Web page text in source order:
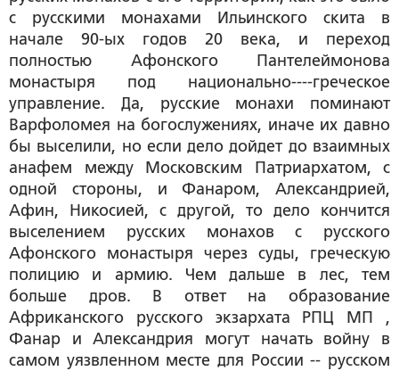
с русскими монахами Ильинского скита в
начале 90-ых годов 20 века, и переход
полностью Афонского Пантелеймонова
монастыря под национально----греческое
управление. Да, русские монахи поминают
Варфоломея на богослужениях, иначе их давно
бы выселили, но если дело дойдет до взаимных
анафем между Московским Патриархатом, с
одной стороны, и Фанаром, Александрией,
Афин, Никосией, с другой, то дело кончится
выселением русских монахов с русского
Афонского монастыря через суды, греческую
полицию и армию. Чем дальше в лес, тем
больше дров. В ответ на образование
Африканского русского экзархата РПЦ МП ,
Фанар и Александрия могут начать войну в
самом уязвленном месте для России -- русском